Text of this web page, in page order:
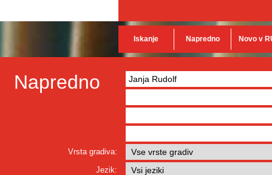
Iskanje Napredno Novo v
Napredno
Vrsta gradiva:
Jezik: